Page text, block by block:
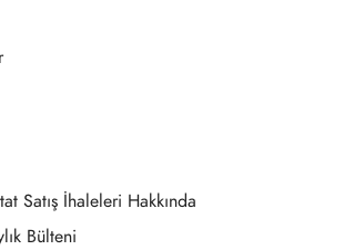
Satış İhaleleri Hakkında
Bülteni